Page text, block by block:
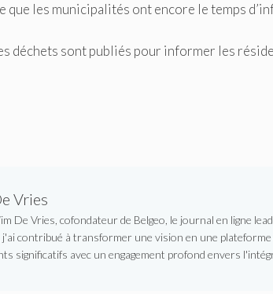
les municipalités ont encore le temps
déchets sont publiés pour informer les
Vries
De Vries, cofondateur de Belgeo, le journal en ligne
contribué à transformer une vision en une
significatifs avec un engagement profond envers